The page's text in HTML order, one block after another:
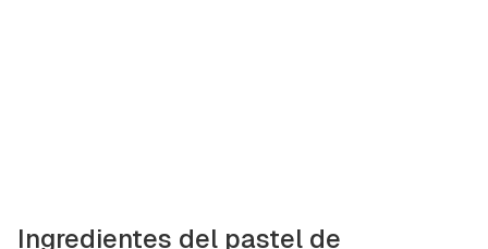
Ingredientes del pastel de